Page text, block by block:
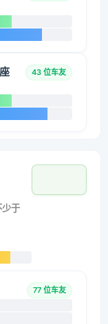
43 位车友
少于
77 位车友